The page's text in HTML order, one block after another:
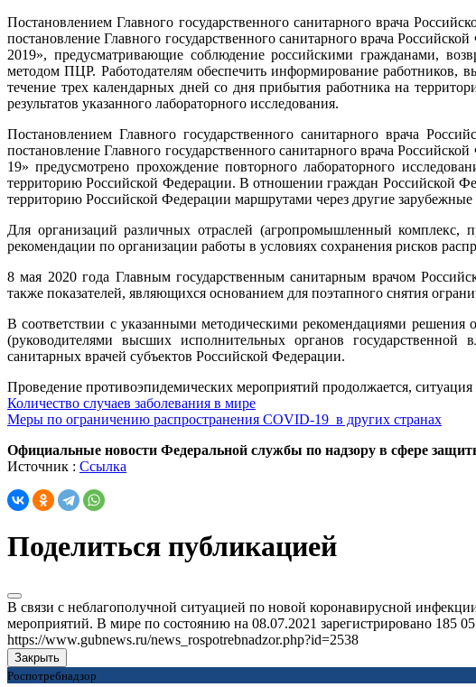
Постановлением Главного государственного санитарного врача
постановление Главного государственного санитарного врача
2019», предусматривающие соблюдение российскими гражданами,
методом ПЦР. Работодателям обеспечить информирование
течение трех календарных дней со дня прибытия работника на
результатов указанного лабораторного исследования.
Постановлением Главного государственного санитарного врача
постановление Главного государственного санитарного врача
19» предусмотрено прохождение повторного лабораторного
территорию Российской Федерации. В отношении граждан Российской
территорию Российской Федерации маршрутами через другие
Для организаций различных отраслей (агропромышленный комплекс,
рекомендации по организации работы в условиях сохранения рисков
8 мая 2020 года Главным государственным санитарным врачом
также показателей, являющихся основанием для поэтапного снятия
В соответствии с указанными методическими рекомендациями
(руководителями высших исполнительных органов
санитарных врачей субъектов Российской Федерации.
Проведение противоэпидемических мероприятий продолжается, ситуация
Количество случаев заболевания в мире
Меры по ограничению распространения COVID-19 в других странах
Официальные новости Федеральной службы по надзору в сфере
Источник : Ссылка
Поделиться публикацией
В связи с неблагополучной ситуацией по новой коронавирусной
мероприятий. В мире по состоянию на 08.07.2021 зарегистрировано 185
https://www.gubnews.ru/news_rospotrebnadzor.php?id=2538
Закрыть
Роспотребнадзор